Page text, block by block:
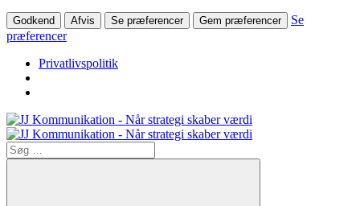
Godkend Afvis Se præferencer Gem præferencer
Se
præferencer
Privatlivspolitik
Søg
efter: